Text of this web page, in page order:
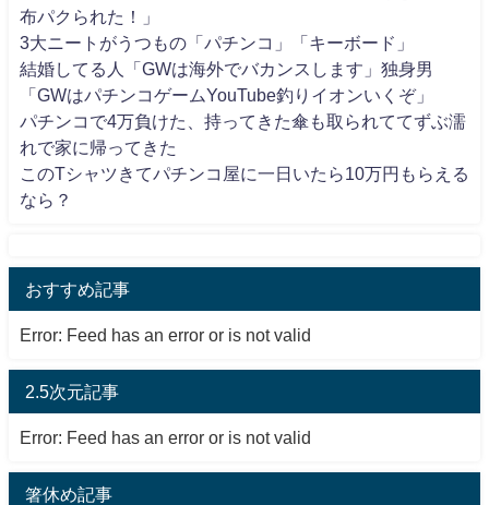
布パクられた！」
3大ニートがうつもの「パチンコ」「キーボード」
結婚してる人「GWは海外でバカンスします」独身男
「GWはパチンコゲームYouTube釣りイオンいくぞ」
パチンコで4万負けた、持ってきた傘も取られててずぶ濡
れで家に帰ってきた
このTシャツきてパチンコ屋に一日いたら10万円もらえる
なら？
おすすめ記事
Error: Feed has an error or is not valid
2.5次元記事
Error: Feed has an error or is not valid
箸休め記事